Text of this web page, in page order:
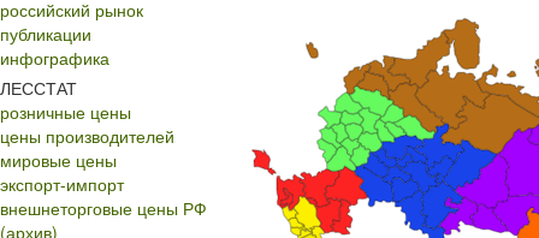
российский рынок
публикации
инфографика
ЛЕССТАТ
розничные цены
цены производителей
мировые цены
экспорт-импорт
внешнеторговые цены РФ
(архив)